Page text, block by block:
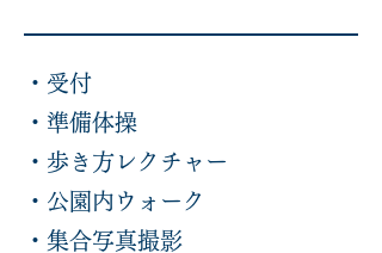
・受付
・準備体操
・歩き方レクチャー
・公園内ウォーク
・集合写真撮影